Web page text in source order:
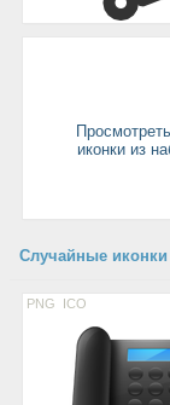
иконки из
Случайные иконки
PNG ICO